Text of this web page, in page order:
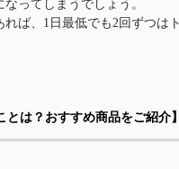
ってしまうでしょう。
ば、1日最低でも2回ずつは
とは？おすすめ商品をご紹介】